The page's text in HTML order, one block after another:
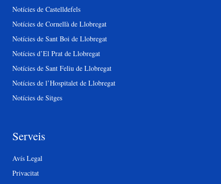
Notícies de Castelldefels
Notícies de Cornellà de Llobregat
Notícies de Sant Boi de Llobregat
Notícies d’El Prat de Llobregat
Notícies de Sant Feliu de Llobregat
Notícies de l’Hospitalet de Llobregat
Notícies de Sitges
Serveis
Avís Legal
Privacitat